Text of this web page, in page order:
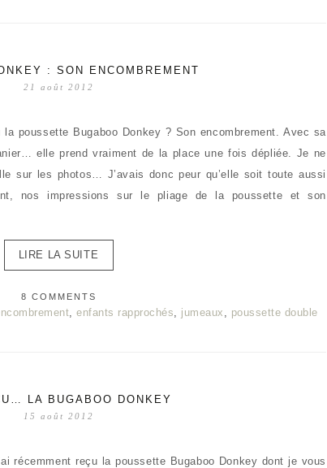
: SON ENCOMBREMENT
21 août 2012
poussette Bugaboo Donkey ? Son encombrement. Avec sa
elle prend vraiment de la place une fois dépliée. Je ne
sur les photos… J’avais donc peur qu’elle soit toute aussi
nos impressions sur le pliage de la poussette et son
LIRE LA SUITE
8 COMMENTS
,enfants rapprochés, jumeaux , poussette double
LA BUGABOO DONKEY
15 août 2012
récemment reçu la poussette Bugaboo Donkey dont je vous